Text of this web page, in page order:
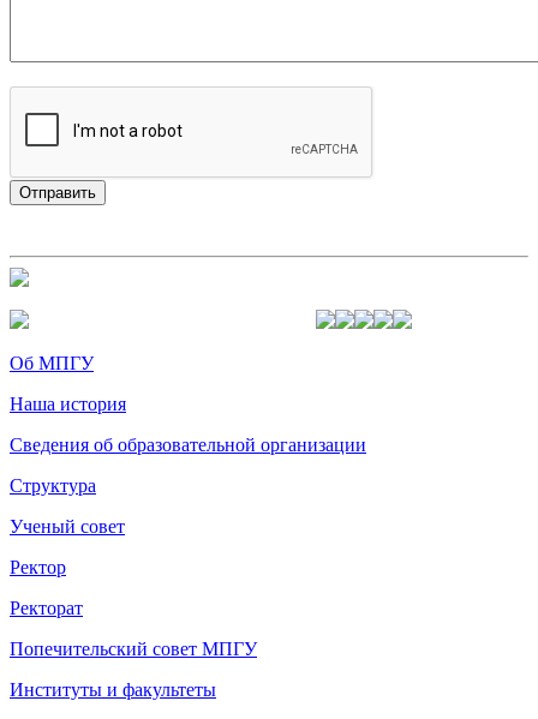
Об МПГУ
Наша история
Сведения об образовательной организации
Структура
Ученый совет
Ректор
Ректорат
Попечительский совет МПГУ
Институты и факультеты